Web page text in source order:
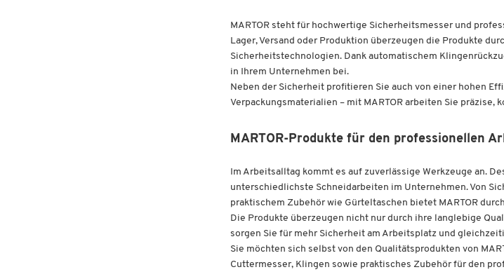
MARTOR steht für hochwertige Sicherheitsmesser und
Lager, Versand oder Produktion überzeugen die Produkte
Sicherheitstechnologien. Dank automatischem
in Ihrem Unternehmen bei.
Neben der Sicherheit profitieren Sie auch von einer hohen
Verpackungsmaterialien – mit MARTOR arbeiten Sie präzise,
MARTOR-Produkte für den professionellen
Im Arbeitsalltag kommt es auf zuverlässige Werkzeuge an.
unterschiedlichste Schneidarbeiten im Unternehmen. Von
praktischem Zubehör wie Gürteltaschen bietet MARTOR
Die Produkte überzeugen nicht nur durch ihre langlebige
sorgen Sie für mehr Sicherheit am Arbeitsplatz und
Sie möchten sich selbst von den Qualitätsprodukten von
Cuttermesser, Klingen sowie praktisches Zubehör für den